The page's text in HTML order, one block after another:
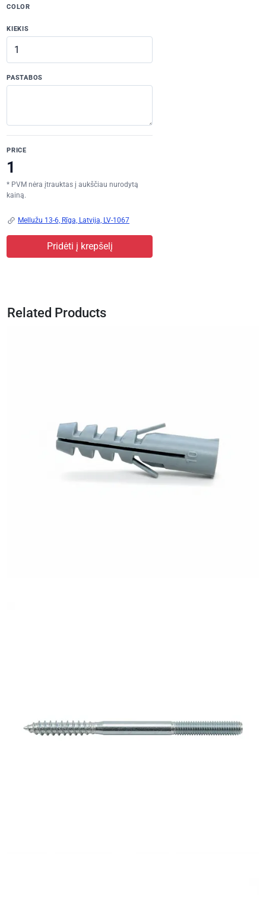
COLOR
KIEKIS
PASTABOS
PRICE
* PVM nėra įtrauktas į aukščiau nurodytą
kainą.
Mellužu 13-6, Rīga, Latvija, LV-1067
Pridėti į krepšelį
Related Products